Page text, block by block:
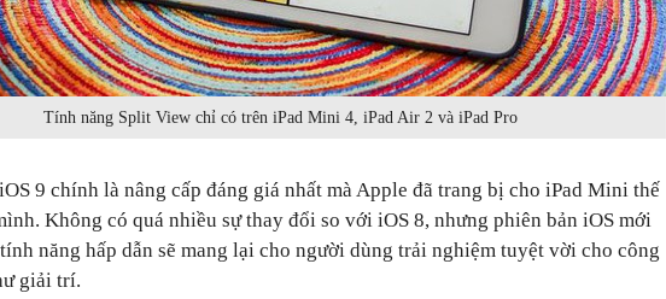
Tính năng Split View chỉ có trên iPad Mini 4, iPad Air 2 và iPad Pro
9 chính là nâng cấp đáng giá nhất mà Apple đã trang bị cho iPad Mini thế
Không có quá nhiều sự thay đổi so với iOS 8, nhưng phiên bản iOS mới
năng hấp dẫn sẽ mang lại cho người dùng trải nghiệm tuyệt vời cho công
giải trí.